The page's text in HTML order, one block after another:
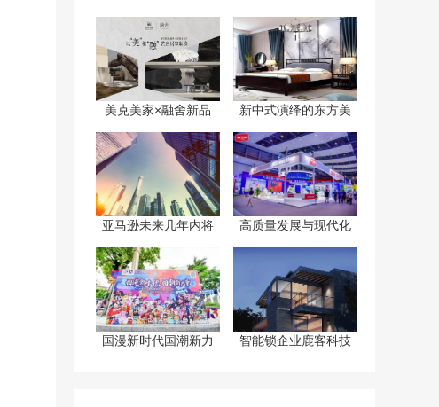
美克美家×融舍新品 新中式演绎的东方美
亚马逊未来几年内将 高质量发展与现代化
国漫新时代国潮新力 智能锁企业鹿客科技